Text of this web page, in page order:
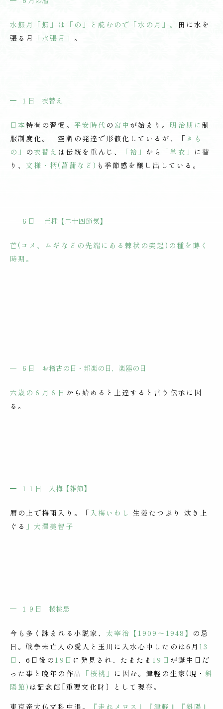
水無月 「 無」は「の」と読むので「水の月 」。
田に水を
張る月 「水張 月 」 。
１日 衣替え
日本 特有の習慣。 平安時代 の 宮中 が始まり。 明治期に 制
服制度化。 空調の発達で形骸化しているが、「 きも
の」 の 衣替え は伝統を重んじ、 「袷」 から 「単衣」 に替
り、文様・柄(菖蒲など) も季節感を醸し出している。
６日 芒種【二十四節気】
芒 (コメ、ムギなどの先端にある棘状の突起)の種を蒔く
時期 。
６日 お稽古の日・ 邦楽の日，楽器の日
六歳の６月６日 から始めると上達すると言う伝承に因
る。
１１日 入梅【雑節】
暦の上で梅雨入り。「 入梅いわし 生姜たつぷり 炊き上
ぐる 」大澤美智子
１９日 桜桃忌
今も多く詠まれる小説家、 太宰治【1909～1948】 の忌
日。戦争未亡人の愛人と玉川に入水心中したのは6月 13
日 、6日後の 19日 に発見され、たまたま 19日 が誕生日だ
った事と晩年の作品 「桜桃」 に因む。津軽の生家(現・ 斜
陽館) は記念館[重要文化財〕として現存。
東京帝大仏文科中退。
『走れメロス』『津軽』『斜陽』